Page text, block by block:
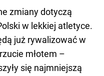
zmiany dotyczą
w lekkiej atletyce.
już rywalizować w
młotem –
się najmniejszą